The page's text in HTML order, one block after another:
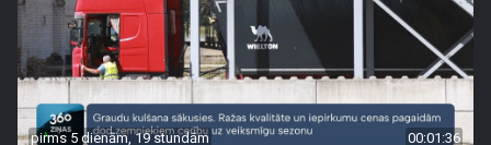
pirms 5 dienām, 19 stundām 00:01:36